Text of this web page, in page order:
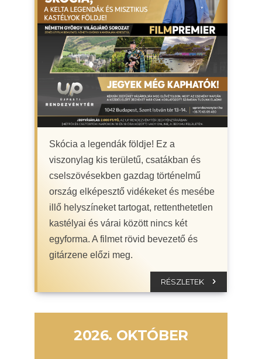
Skócia a legendák földje! Ez a
viszonylag kis területű, csatákban és
cselszövésekben gazdag történelmű
ország elképesztő vidékeket és mesébe
illő helyszíneket tartogat, rettenthetetlen
kastélyai és várai között nincs két
egyforma. A filmet rövid bevezető és
gitárzene előzi meg.
RÉSZLETEK
2026. OKTÓBER